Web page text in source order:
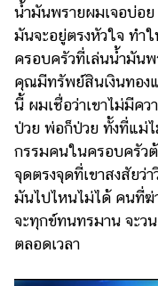
น้ำมันพรายผมเจอบ่อ
มันจะอยู่ตรงหัวใจ ทำ
ครอบครัวที่เล่นน้ำมัน
คุณมีทรัพย์สินเงินทอง
นี้ ผมเชื่อว่าเขาไม่มีค
ป่วย พ่อก็ป่วย ทั้งที่แม่
กรรมคนในครอบครัวต้
จุดตรงจุดที่เขาสงสัย
มันไปไหนไม่ได้ คนที่ฆ่
จะทุกข์ทนทรมาน จะว
ตลอดเวลา